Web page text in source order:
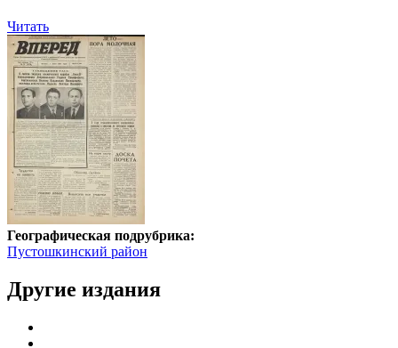
Читать
Географическая подрубрика:
Пустошкинский район
Другие издания